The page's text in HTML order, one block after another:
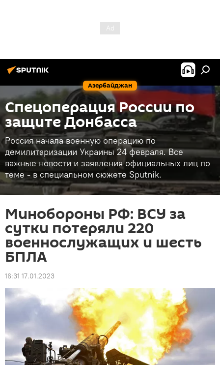
Азербайджан
Спецоперация России по
защите Донбасса
Россия начала военную операцию по
демилитаризации Украины 24 февраля. Все
важные новости и заявления официальных лиц по
теме - в специальном сюжете Sputnik.
Минобороны РФ: ВСУ за
сутки потеряли 220
военнослужащих и шесть
БПЛА
16:31 17.01.2023